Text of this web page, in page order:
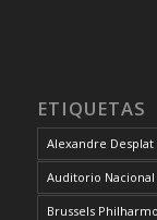
ETIQUETAS
Alexandre Desplat
Auditorio Nacional
Brussels